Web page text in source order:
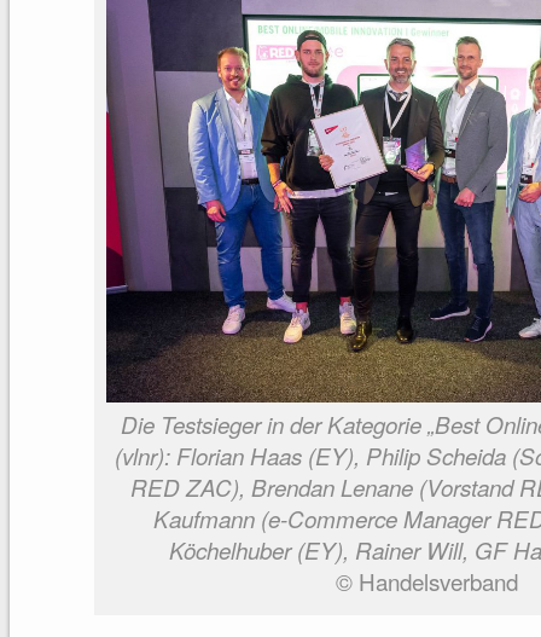
Die Testsieger in der Kategorie „Best
(vlnr): Florian Haas (EY), Philip Scheida
RED ZAC), Brendan Lenane (Vorstand
Kaufmann (e-Commerce Manager
Köchelhuber (EY), Rainer Will, GF
© Handelsverband